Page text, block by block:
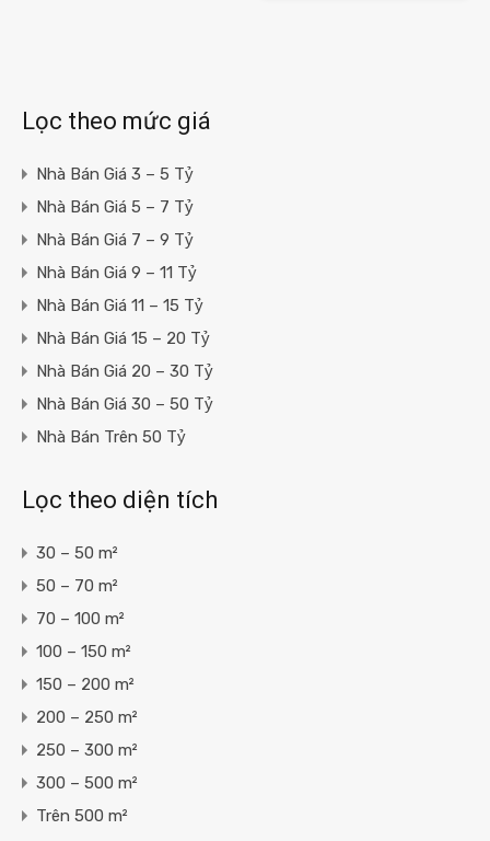
Lọc theo mức giá
Nhà Bán Giá 3 – 5 Tỷ
Nhà Bán Giá 5 – 7 Tỷ
Nhà Bán Giá 7 – 9 Tỷ
Nhà Bán Giá 9 – 11 Tỷ
Nhà Bán Giá 11 – 15 Tỷ
Nhà Bán Giá 15 – 20 Tỷ
Nhà Bán Giá 20 – 30 Tỷ
Nhà Bán Giá 30 – 50 Tỷ
Nhà Bán Trên 50 Tỷ
Lọc theo diện tích
30 – 50 m²
50 – 70 m²
70 – 100 m²
100 – 150 m²
150 – 200 m²
200 – 250 m²
250 – 300 m²
300 – 500 m²
Trên 500 m²